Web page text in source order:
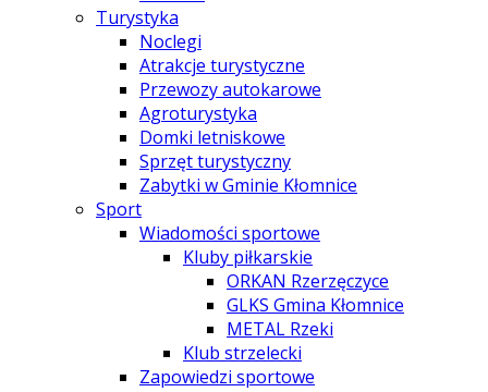
Turystyka
Noclegi
Atrakcje turystyczne
Przewozy autokarowe
Agroturystyka
Domki letniskowe
Sprzęt turystyczny
Zabytki w Gminie Kłomnice
Sport
Wiadomości sportowe
Kluby piłkarskie
ORKAN Rzerzęczyce
GLKS Gmina Kłomnice
METAL Rzeki
Klub strzelecki
Zapowiedzi sportowe